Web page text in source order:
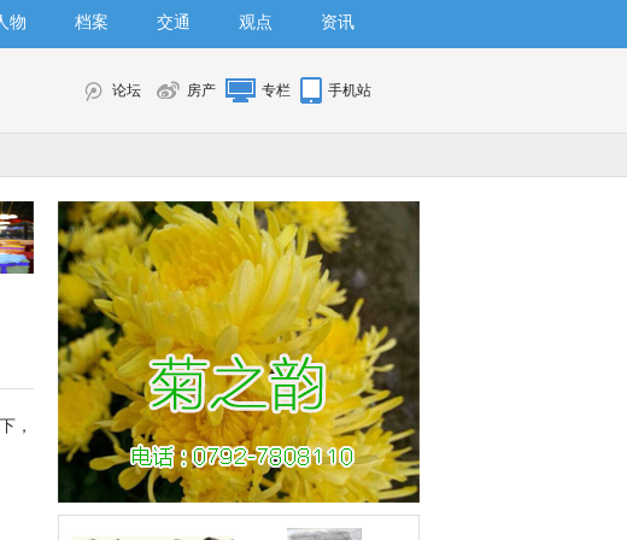
物 档案 交通 观点 资讯
论坛 房产 专栏 手机站
，